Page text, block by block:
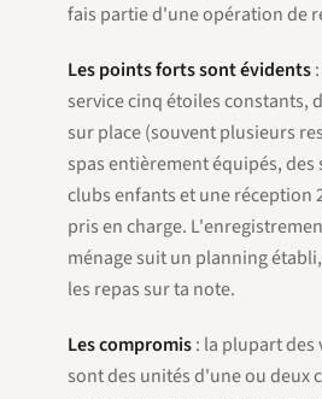
fais partie d'une opération de
Les points forts sont évidents
service cinq étoiles constants,
sur place (souvent plusieurs
spas entièrement équipés, des
clubs enfants et une réception
pris en charge.
ménage suit un planning
les repas sur ta note.
Les compromis: la plupart
sont des unités d'une ou deux